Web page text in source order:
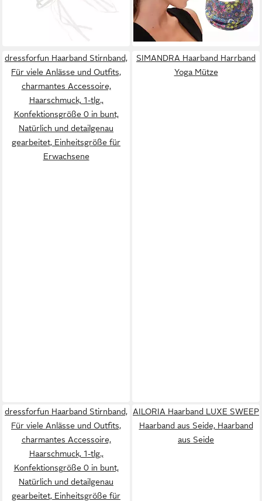
Natürlich und detailgenau
lieferbar - in 2-3 Werktagen bei dir
Sport & Haarschmuck
Sommer
-37%
lieferbar - in 9-11 Werktagen bei
dir
dressforfun Haarband Stirnband,
Für viele Anlässe und Outfits,
charmantes Accessoire,
Haarschmuck, 1-tlg.,
Konfektionsgröße 0 in bunt,
Natürlich und detailgenau
gearbeitet, Einheitsgröße für
Erwachsene
SIMANDRA Haarband Harrband
Yoga Mütze
dressforfun Haarband Stirnband,
Für viele Anlässe und Outfits,
charmantes Accessoire,
Haarschmuck, 1-tlg.,
Konfektionsgröße 0 in bunt,
Natürlich und detailgenau
gearbeitet, Einheitsgröße für
AILORIA Haarband LUXE SWEEP
Haarband aus Seide, Haarband
aus Seide